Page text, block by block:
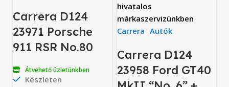
Carrera D124
23971 Porsche
911 RSR No.80
Átvehető üzletünkben
Készleten
hivatalos
márkaszervizünkben
Carrera- Autók
Carrera D124
23958 Ford GT40